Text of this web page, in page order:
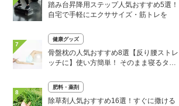
踏み台昇降用ステップ人気おすすめ5選！
自宅で手軽にエクササイズ・筋トレを
7
健康グッズ
骨盤枕の人気おすすめ8選【反り腰ストレ
ッチに】使い方簡単！ そのまま寝るタイ
8
肥料・薬剤
除草剤人気おすすめ16選！すぐに撒ける